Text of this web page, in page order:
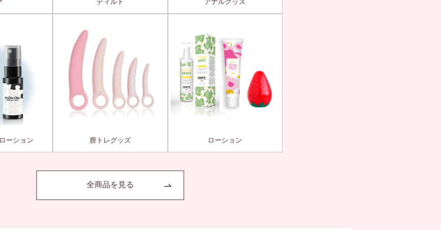
ーション 膣トレグッズ ローション
全商品を見る